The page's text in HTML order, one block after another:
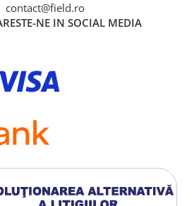
contact@field.ro
NE IN SOCIAL MEDIA